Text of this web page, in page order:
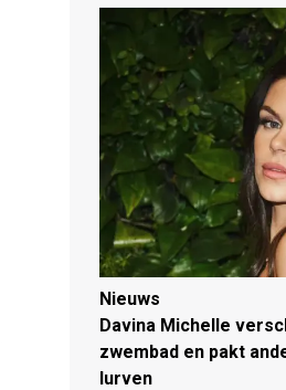
Nieuws
Davina Michelle
zwembad en pakt
lurven